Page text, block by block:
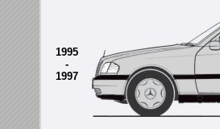
1995
-
1997